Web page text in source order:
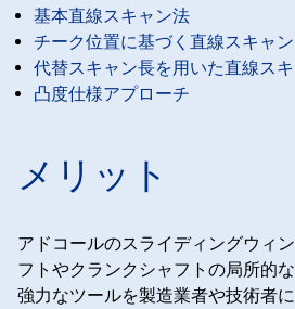
基本直線スキャン法
チーク位置に基づく直線スキャン
代替スキャン長を用いた直線ス
凸度仕様アプローチ
メリット
アドコールのスライディングウィ
フトやクランクシャフトの局所的
強力なツールを製造業者や技術者